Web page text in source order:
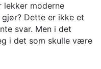
moderne
Dette er ikke et
svar. Men i det
i det som skulle være